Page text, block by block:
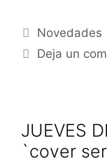
Categorías
Novedades
Deja un
JUEVES
`cover